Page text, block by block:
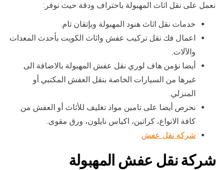
نعمل على نقل اثاث المهبولة باحتراف ودقة حيث نوفر:
خدمات نقل اثاث هنود المهبولة وبإتقان تام.
اعمال فك نقل تركيب عفش واثاث الكويت بأحدث المعدات
والآلات.
أيضا نؤمن هاف لوري نقل عفش المهبولة بالاضافة الى
غيرها من السيارات الخاصة بنقل العفش المكتبي أو
المنزلي.
نحرص أيضا على تامين مواد تغليف للأثاث أو العفش من
كافة الانواع، كراتين، اكياس نايلون، ورق مقوى.
شركة نقل عفش
شركة نقل عفش المهبولة